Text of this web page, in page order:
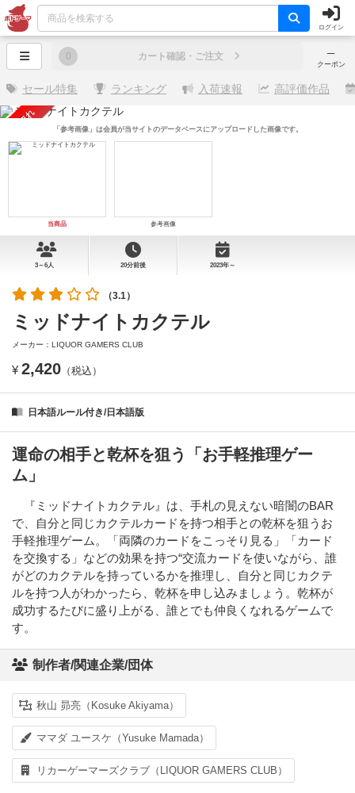
ログイン
─
クーポン
0 カート確認・ご注文
セール特集 ランキング 入荷速報 高評価作品
売り切れ
当商品 参考画像
「参考画像」は会員が当サイトのデータベースにアップロードした画像です。
3～6人 20分前後 2023年～
（3.1）
ミッドナイトカクテル
メーカー：LIQUOR GAMERS CLUB
¥ 2,420 （税込）
日本語ルール付き/日本語版
運命の相手と乾杯を狙う「お手軽推理ゲー
ム」
『ミッドナイトカクテル』は、⼿札の⾒えない暗闇のBAR
で、⾃分と同じカクテルカードを持つ相⼿との乾杯を狙うお
⼿軽推理ゲーム。「両隣のカードをこっそり⾒る」「カード
を交換する」などの効果を持つ“交流カードを使いながら、誰
がどのカクテルを持っているかを推理し、⾃分と同じカクテ
ルを持つ⼈がわかったら、乾杯を申し込みましょう。乾杯が
成功するたびに盛り上がる、誰とでも仲良くなれるゲームで
す。
制作者/関連企業/団体
秋山 昴亮（Kosuke Akiyama）
ママダ ユースケ（Yusuke Mamada）
リカーゲーマーズクラブ（LIQUOR GAMERS CLUB）